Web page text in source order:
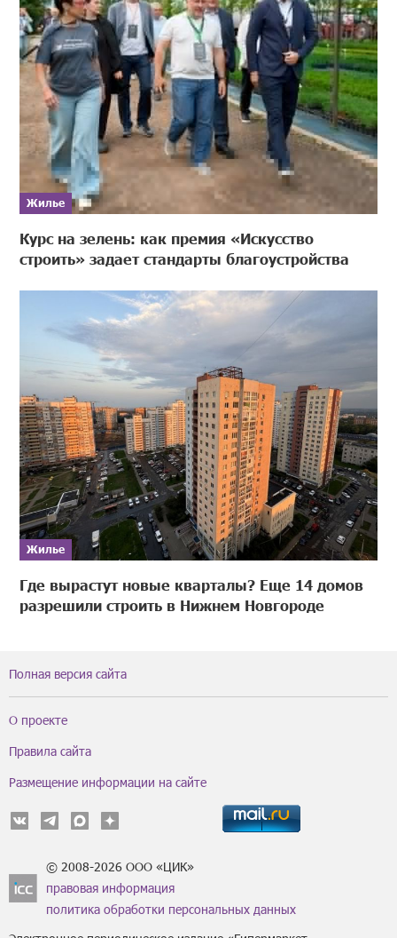
Жилье
Курс на зелень: как премия «Искусство
строить» задает стандарты благоустройства
Жилье
Где вырастут новые кварталы? Еще 14 домов
разрешили строить в Нижнем Новгороде
Полная версия сайта
О проекте
Правила сайта
Размещение информации на сайте
© 2008-2026 ООО «ЦИК»
правовая информация
политика обработки персональных данных